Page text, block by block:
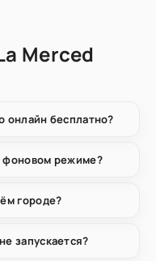
Merced
онлайн бесплатно?
фоновом режиме?
городе?
запускается?